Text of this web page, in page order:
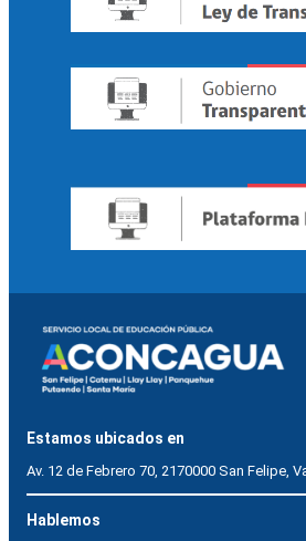
Estamos ubicados en
Av. 12 de Febrero 70, 2170000 San Felipe,
Hablemos